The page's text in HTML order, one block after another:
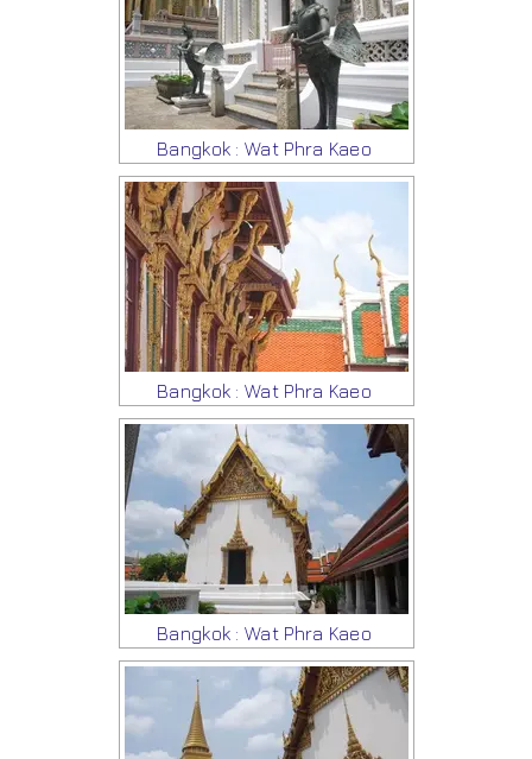
Bangkok : Wat Phra Kaeo
Bangkok : Wat Phra Kaeo
Bangkok : Wat Phra Kaeo